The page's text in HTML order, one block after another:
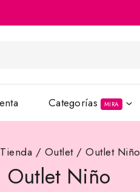
Categorías MIRA
Tienda / Outlet / Outlet Niño
Outlet Niño